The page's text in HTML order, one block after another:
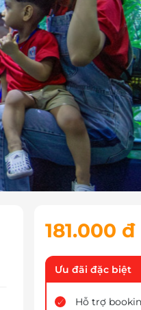
181.000 đ
Ưu đãi đặc biệt
Hỗ trợ